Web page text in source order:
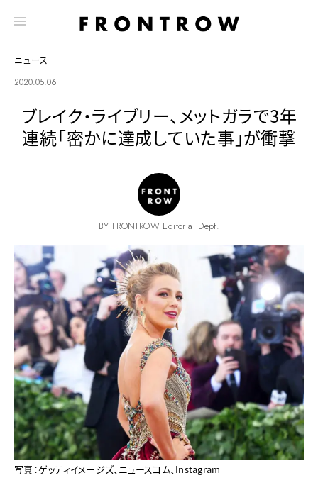
ニュース
2020.05.06
ブレイク・ライブリー、メットガラで3年
連続「密かに達成していた事」が衝撃
BY FRONTROW Editorial Dept.
写真：ゲッティイメージズ、ニュースコム、Instagram